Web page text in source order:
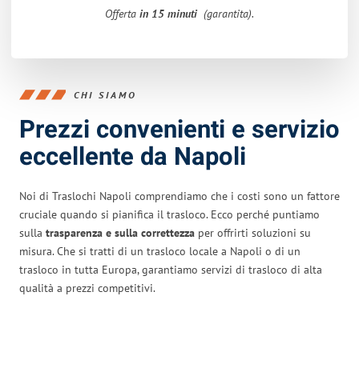
Offerta in 15 minuti (garantita).
CHI SIAMO
Prezzi convenienti e servizio
eccellente da Napoli
Noi di Traslochi Napoli comprendiamo che i costi sono un fattore
cruciale quando si pianifica il trasloco. Ecco perché puntiamo
sulla trasparenza e sulla correttezza per offrirti soluzioni su
misura. Che si tratti di un trasloco locale a Napoli o di un
trasloco in tutta Europa, garantiamo servizi di trasloco di alta
qualità a prezzi competitivi.